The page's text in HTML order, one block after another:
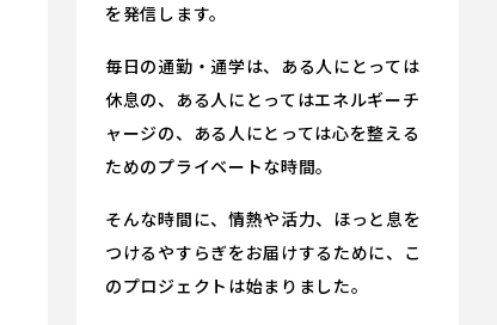
を発信します。
毎日の通勤・通学は、ある人にとっては
休息の、ある人にとってはエネルギーチ
ャージの、ある人にとっては心を整える
ためのプライベートな時間。
そんな時間に、情熱や活力、ほっと息を
つけるやすらぎをお届けするために、こ
のプロジェクトは始まりました。